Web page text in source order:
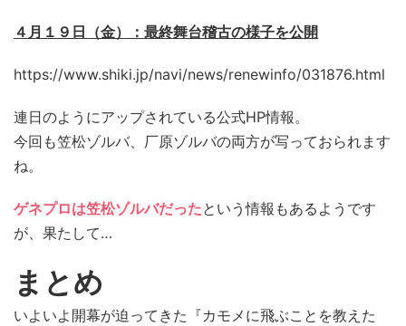
４月１９日（金）：最終舞台稽古の様子を公開
https://www.shiki.jp/navi/news/renewinfo/031876.html
連日のようにアップされている公式HP情報。
今回も笠松ゾルバ、厂原ゾルバの両方が写っておられます
ね。
ゲネプロは笠松ゾルバだったという情報もあるようです
が、果たして…
まとめ
いよいよ開幕が迫ってきた『カモメに飛ぶことを教えた